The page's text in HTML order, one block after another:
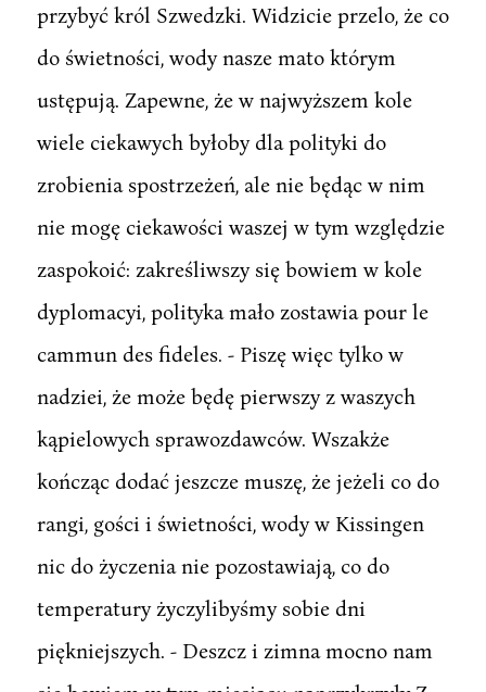
przybyć król Szwedzki. Widzicie przelo, że co
do świetności, wody nasze mato którym
ustępują. Zapewne, że w najwyższem kole
wiele ciekawych byłoby dla polityki do
zrobienia spostrzeżeń, ale nie będąc w nim
nie mogę ciekawości waszej w tym względzie
zaspokoić: zakreśliwszy się bowiem w kole
dyplomacyi, polityka mało zostawia pour le
cammun des fideles. - Piszę więc tylko w
nadziei, że może będę pierwszy z waszych
kąpielowych sprawozdawców. Wszakże
kończąc dodać jeszcze muszę, że jeżeli co do
rangi, gości i świetności, wody w Kissingen
nic do życzenia nie pozostawiają, co do
temperatury życzylibyśmy sobie dni
piękniejszych. - Deszcz i zimna mocno nam